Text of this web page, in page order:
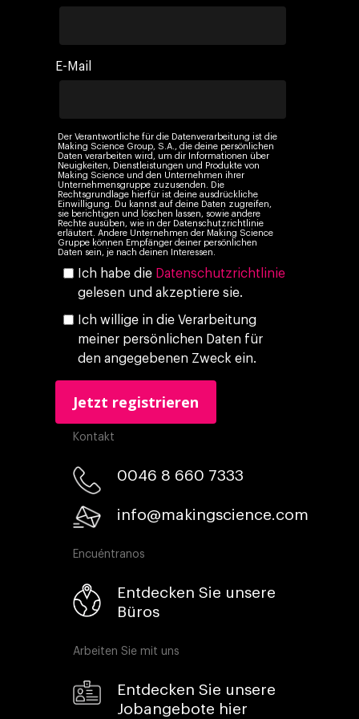
E-Mail
Der Verantwortliche für die Datenverarbeitung ist die
Making Science Group, S.A., die deine persönlichen
Daten verarbeiten wird, um dir Informationen über
Neuigkeiten, Dienstleistungen und Produkte von
Making Science und den Unternehmen ihrer
Unternehmensgruppe zuzusenden. Die
Rechtsgrundlage hierfür ist deine ausdrückliche
Einwilligung. Du kannst auf deine Daten zugreifen,
sie berichtigen und löschen lassen, sowie andere
Rechte ausüben, wie in der Datenschutzrichtlinie
erläutert. Andere Unternehmen der Making Science
Gruppe können Empfänger deiner persönlichen
Daten sein, je nach deinen Interessen.
Ich habe die Datenschutzrichtlinie
gelesen und akzeptiere sie.
Ich willige in die Verarbeitung
meiner persönlichen Daten für
den angegebenen Zweck ein.
Kontakt
0046 8 660 7333​
info@makingscience.com
Encuéntranos
Entdecken Sie unsere
Büros
Arbeiten Sie mit uns
Entdecken Sie unsere
Jobangebote hier
Paid Media
Marketing
Cloud & AI